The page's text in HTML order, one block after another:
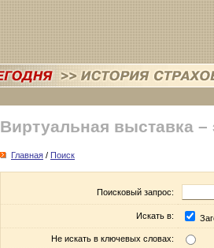
Виртуальная выставка –
Главная / Поиск
Поисковый запрос:
Искать в:
Не искать в ключевых словах: